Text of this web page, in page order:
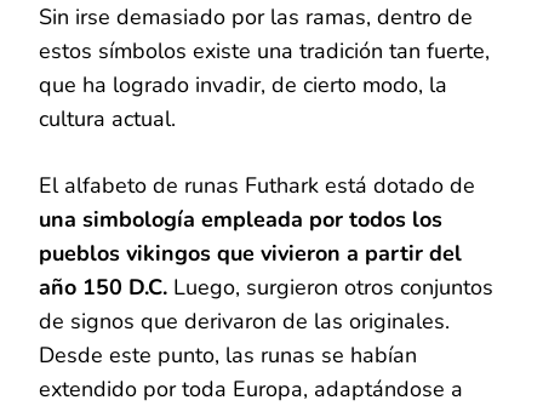
Sin irse demasiado por las ramas, dentro de
estos símbolos existe una tradición tan fuerte,
que ha logrado invadir, de cierto modo, la
cultura actual.
El alfabeto de runas Futhark está dotado de
una simbología empleada por todos los
pueblos vikingos que vivieron a partir del
año 150 D.C. Luego, surgieron otros conjuntos
de signos que derivaron de las originales.
Desde este punto, las runas se habían
extendido por toda Europa, adaptándose a